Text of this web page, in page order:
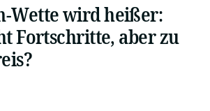
Wette wird heißer:
Fortschritte, aber zu